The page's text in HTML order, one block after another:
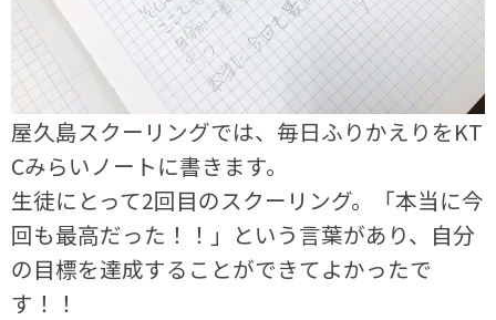
屋久島スクーリングでは、毎日ふりかえりをKT
Cみらいノートに書きます。
生徒にとって2回目のスクーリング。「本当に今
回も最高だった！！」という言葉があり、自分
の目標を達成することができてよかったで
す！！